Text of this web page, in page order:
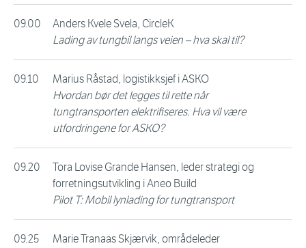
09.00
Anders Kvele Svela, CircleK
Lading av tungbil langs veien – hva skal til?
09.10
Marius Råstad, logistikksjef i ASKO
Hvordan bør det legges til rette når
tungtransporten elektrifiseres. Hva vil være
utfordringene for ASKO?
09.20
Tora Lovise Grande Hansen, leder strategi og
forretningsutvikling i Aneo Build
Pilot T: Mobil lynlading for tungtransport
09.25
Marie Tranaas Skjærvik, områdeleder